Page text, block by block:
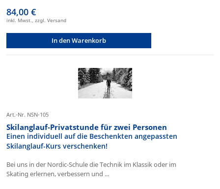
84,00 €
inkl. Mwst., zzgl. Versand
In den Warenkorb
Art.-Nr. NSN-105
Skilanglauf-Privatstunde für zwei Personen
Einen individuell auf die Beschenkten angepassten
Skilanglauf-Kurs verschenken!
Bei uns in der Nordic-Schule die Technik im Klassik oder im
Skating erlernen, verbessern und ...